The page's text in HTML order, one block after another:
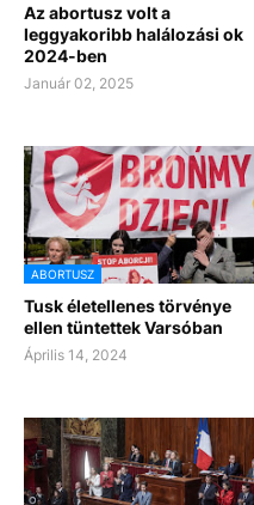
Az abortusz volt a
leggyakoribb halálozási ok
2024-ben
Január 02, 2025
ABORTUSZ
Tusk életellenes törvénye
ellen tüntettek Varsóban
Április 14, 2024